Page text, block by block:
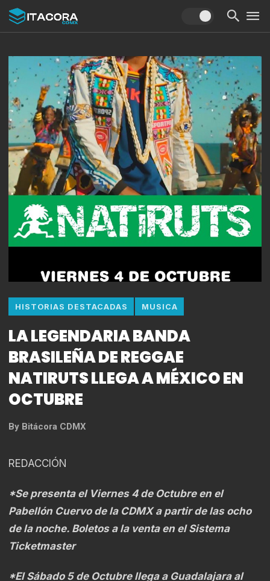
HISTORIAS DESTACADAS MUSICA
LA LEGENDARIA BANDA
BRASILEÑA DE REGGAE
NATIRUTS LLEGA A MÉXICO EN
OCTUBRE
By Bitácora CDMX
REDACCIÓN
*Se presenta el Viernes 4 de Octubre en el
Pabellón Cuervo de la CDMX a partir de las ocho
de la noche. Boletos a la venta en el Sistema
Ticketmaster
*El Sábado 5 de Octubre llega a Guadalajara al